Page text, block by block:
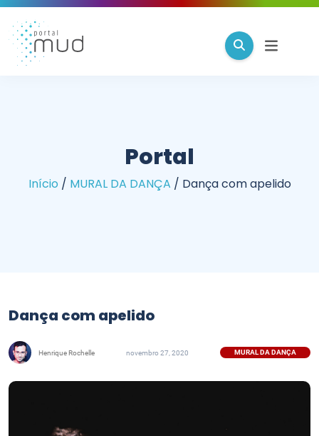
Portal
Início / MURAL DA DANÇA / Dança com apelido
Dança com apelido
Henrique Rochelle novembro 27, 2020 MURAL DA DANÇA